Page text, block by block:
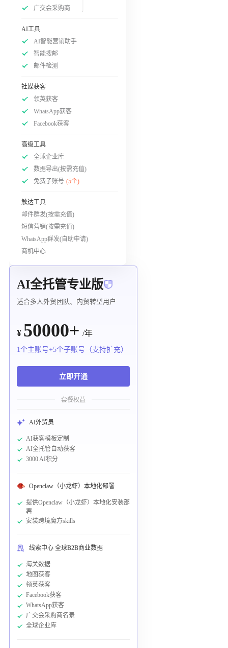
广交会采购商
AI工具
AI智能营销助手
智能搜邮
邮件检测
社媒获客
领英获客
WhatsApp获客
Facebook获客
高级工具
全球企业库
数据导出(按需充值)
免费子账号 (5个)
触达工具
邮件群发(按需充值)
短信营销(按需充值)
WhatsApp群发(自助申请)
商机中心
AI全托管专业版
适合多人外贸团队、内贸转型用户
¥ 50000+ /年
1个主账号+5个子账号（支持扩充）
立即开通
套餐权益
AI外贸员
AI获客模板定制
AI全托管自动获客
3000 AI积分
Openclaw（小龙虾）本地化部署
提供Openclaw（小龙虾）本地化安装部
署
安装跨境魔方skills
线索中心 全球B2B商业数据
海关数据
地图获客
领英获客
Facebook获客
WhatsApp获客
广交会采购商名录
全球企业库